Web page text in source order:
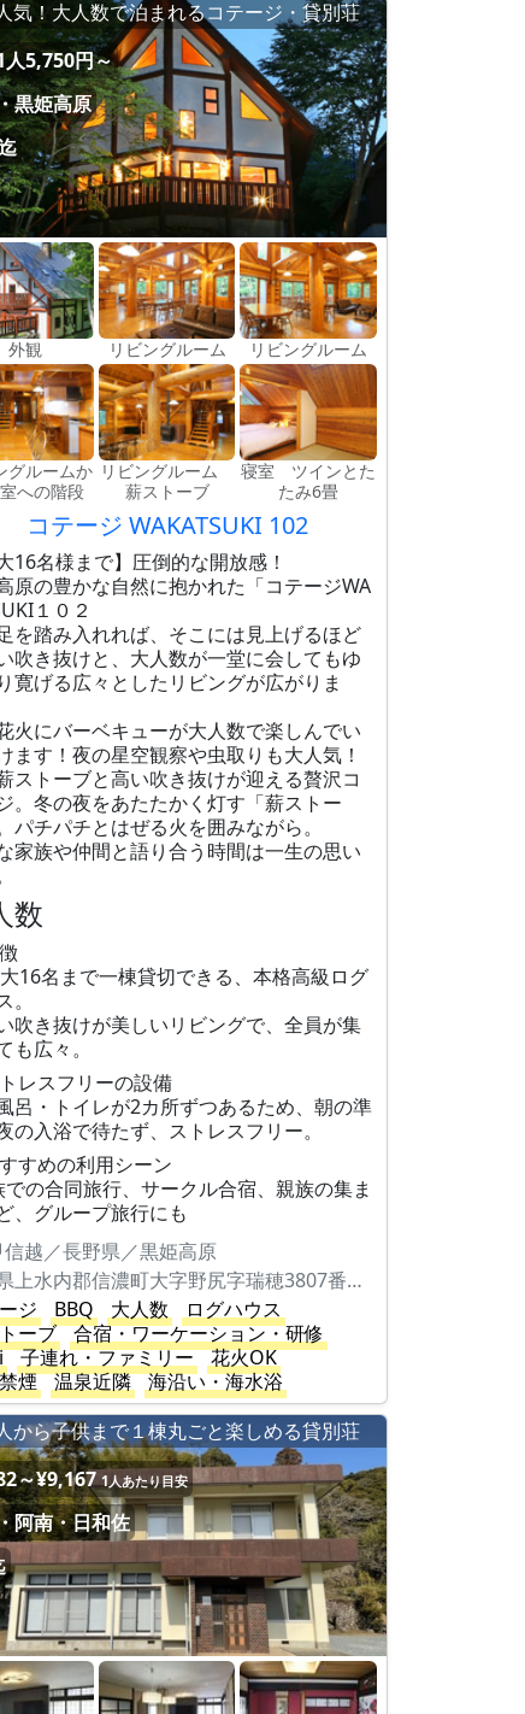
気！大人数で泊まれるコテージ・貸別荘
人5,750円～
黒姫高原
外観 リビングルーム リビングルーム
グルームか
への階段
リビングルーム
薪ストーブ
寝室 ツインとた
たみ6畳
コテージ WAKATSUKI 102
16名様まで】圧倒的な開放感！
原の豊かな自然に抱かれた「コテージWA
１０２
を踏み入れれば、そこには見上げるほど
吹き抜けと、大人数が一堂に会してもゆ
寛げる広々としたリビングが広がりま
火にバーベキューが大人数で楽しんでい
ます！夜の星空観察や虫取りも大人気！
ストーブと高い吹き抜けが迎える贅沢コ
。冬の夜をあたたかく灯す「薪ストー
パチパチとはぜる火を囲みながら。
家族や仲間と語り合う時間は一生の思い
数
大16名まで一棟貸切できる、本格高級ログ
。
吹き抜けが美しいリビングで、全員が集
も広々。
レスフリーの設備
呂・トイレが2カ所ずつあるため、朝の準
の入浴で待たず、ストレスフリー。
すめの利用シーン
での合同旅行、サークル合宿、親族の集ま
、グループ旅行にも
信越／長野県／黒姫高原
長野県上水内郡信濃町大字野尻字瑞穂3807番地211
ジ
BBQ 大人数
ログハウス
ーブ
合宿・ワーケーション・研修
子連れ・ファミリー
花火OK
煙
温泉近隣
海沿い・海水浴
から子供まで１棟丸ごと楽しめる貸別荘
～¥9,167 1人あたり目安
阿南・日和佐